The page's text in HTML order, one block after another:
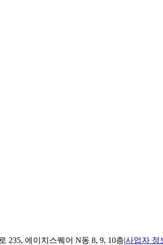
235, 에이치스퀘어 N동 8, 9, 10층|사업자 정